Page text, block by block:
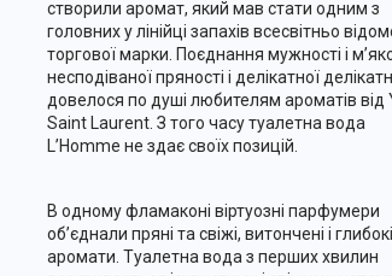
створили аромат, який мав стати одним з
головних у лінійці запахів всесвітньо
торгової марки. Поєднання мужності і
несподіваної пряності і делікатної
довелося по душі любителям ароматів від
Saint Laurent. З того часу туалетна вода
L’Homme не здає своїх позицій.
В одному фламаконі віртуозні парфумери
об’єднали пряні та свіжі, витончені і глибокі
аромати. Туалетна вода з перших хвилин